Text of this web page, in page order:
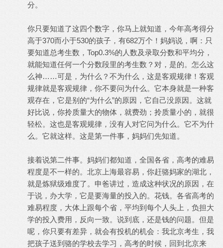
分。
你只要知道了这四个数字，你马上就知道，今年高考得分
高于370而小于530的孩子，有682万个！妈妈说，啊：只
要知道总考生数，Top0.3%的人数及录取分数和平均分，
就能知道任何一个分数段里的考生数？对，是的。怎么这
么神……可是，为什么？不为什么，这是客观规律！客观
规律就是客观规律，你不要问为什么。它本身就是一种客
观存在，它是别的“为什么”的原因，它自己没原因。这就
好比说，你拎质量大的物体，就费劲；拎质量小的，就很
轻松。这也是客观规律，没有人对它问为什么。它不为什
么。它就这样。这是第一件事，妈妈们先知道。
接着说第二件事。妈妈们都知道，全国各省，高考的难易
程度是不一样的。北京上海最容易，你赶骆妈家的湖北，
就是炼狱级难度了。申爸讲过，造成这种状况的原因，在
于说，办大学，它是要海量的投入的。花钱。各省高考的
难易程度，大体上跟每个省，平均到每个人头上，负担大
学的投入费用，反向一致。说到底，还是钱的问题。但是
呢，你只要有差异，就会有投机的机会：我北京考生，我
把孩子送到骆的学校去学习，高考的时候，回到北京来